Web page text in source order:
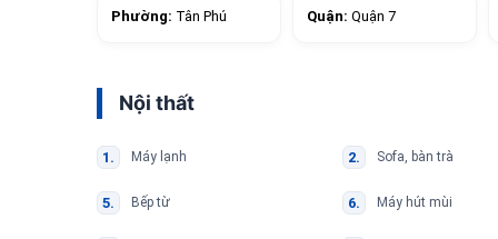
Phường: Tân Phú Quận: Quận 7
Nội thất
Máy lạnh Sofa, bàn trà
Bếp từ Máy hút mùi